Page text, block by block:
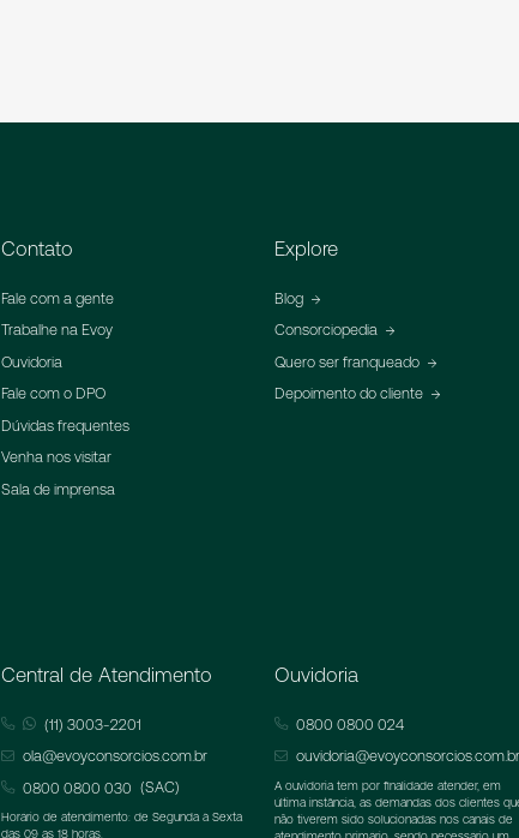
Contato
Fale com a gente
Trabalhe na Evoy
Ouvidoria
Fale com o DPO
Dúvidas frequentes
Venha nos visitar
Sala de imprensa
Explore
Blog
Consorciopedia
Quero ser franqueado
Depoimento do cliente
Central de Atendimento
(11) 3003-2201
ola@evoyconsorcios.com.br
0800 0800 030 (SAC)
Horário de atendimento: de Segunda à Sexta
das 09 as 18 horas.
Ouvidoria
0800 0800 024
ouvidoria@evoyconsorcios.com.br
A ouvidoria tem por finalidade atender, em
última instância, as demandas dos clientes
não tiverem sido solucionadas nos canais de